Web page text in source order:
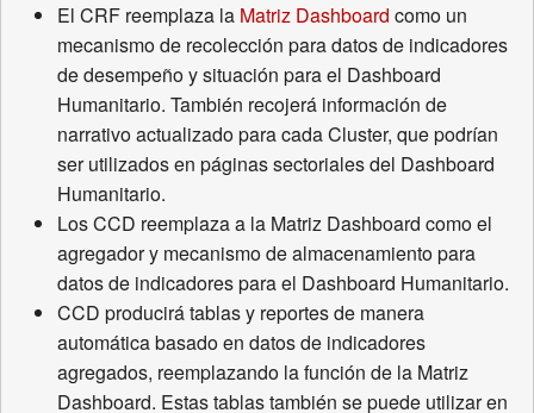
El CRF reemplaza la Matriz Dashboard como un
mecanismo de recolección para datos de indicadores
de desempeño y situación para el Dashboard
Humanitario. También recojerá información de
narrativo actualizado para cada Cluster, que podrían
ser utilizados en páginas sectoriales del Dashboard
Humanitario.
Los CCD reemplaza a la Matriz Dashboard como el
agregador y mecanismo de almacenamiento para
datos de indicadores para el Dashboard Humanitario.
CCD producirá tablas y reportes de manera
automática basado en datos de indicadores
agregados, reemplazando la función de la Matriz
Dashboard. Estas tablas también se puede utilizar en